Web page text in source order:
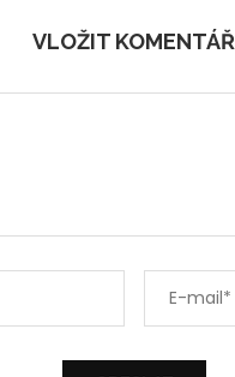
VLOŽIT KOMENTÁŘ